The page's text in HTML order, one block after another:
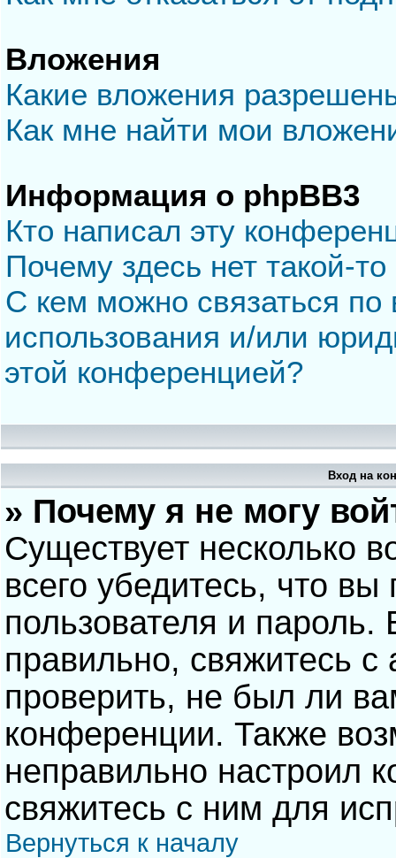
Вложения
Какие вложения
Как мне найти мои
Информация о phpBB3
Кто написал эту
Почему здесь нет такой-
С кем можно связаться по
использования и/или
этой конференцией?
Вход на
» Почему я не могу
Существует несколько
всего убедитесь, что
пользователя и
правильно, свяжитесь
проверить, не был ли
конференции. Также
неправильно настроил
свяжитесь с ним для
Вернуться к началу